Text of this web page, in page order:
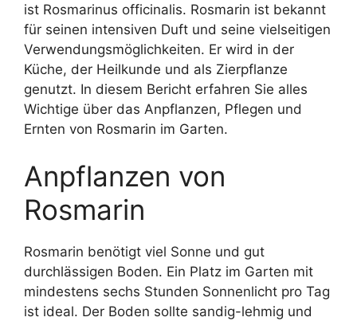
ist Rosmarinus officinalis. Rosmarin ist bekannt
für seinen intensiven Duft und seine vielseitigen
Verwendungsmöglichkeiten. Er wird in der
Küche, der Heilkunde und als Zierpflanze
genutzt. In diesem Bericht erfahren Sie alles
Wichtige über das Anpflanzen, Pflegen und
Ernten von Rosmarin im Garten.
Anpflanzen von
Rosmarin
Rosmarin benötigt viel Sonne und gut
durchlässigen Boden. Ein Platz im Garten mit
mindestens sechs Stunden Sonnenlicht pro Tag
ist ideal. Der Boden sollte sandig-lehmig und